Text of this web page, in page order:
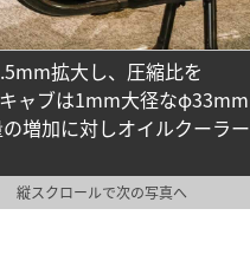
拡大し、圧縮比を
ャブは1mm大径なφ33mm
増加に対しオイルクーラー
縦スクロールで次の写真へ